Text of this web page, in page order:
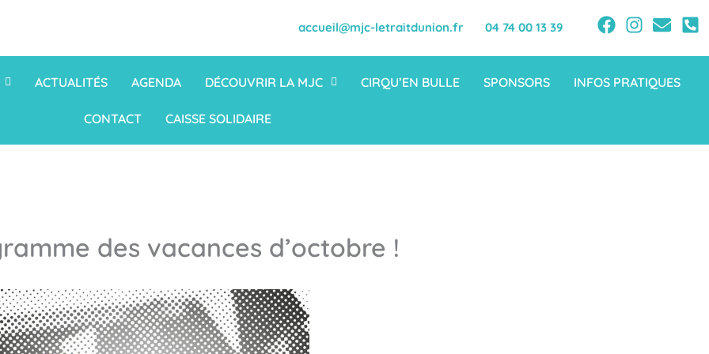
accueil@mjc-letraitdunion.fr 04 74 00 13 39
ACTUALITÉS AGENDA DÉCOUVRIR LA MJC CIRQU’EN BULLE SPONSORS INFOS PRATIQUES
CONTACT CAISSE SOLIDAIRE
des vacances d’octobre !